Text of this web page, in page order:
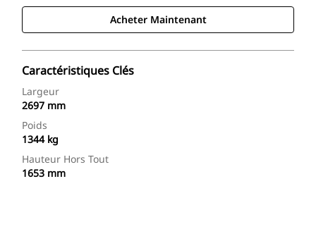
Acheter Maintenant
Caractéristiques Clés
Largeur
2697 mm
Poids
1344 kg
Hauteur Hors Tout
1653 mm